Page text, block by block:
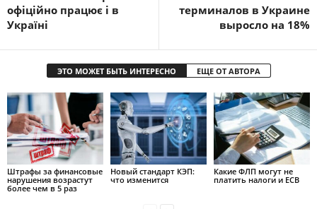
офіційно працює і в
Україні
терминалов в Украине
выросло на 18%
ЭТО МОЖЕТ БЫТЬ ИНТЕРЕСНО ЕЩЕ ОТ АВТОРА
Штрафы за финансовые
нарушения возрастут
более чем в 5 раз
Новый стандарт КЭП:
что изменится
Какие ФЛП могут не
платить налоги и ЕСВ